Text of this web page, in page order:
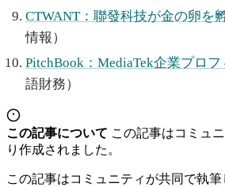
CTWANT：聯發科技が金の卵を
情報）
PitchBook：MediaTek企業プロ
語財務）
この記事について この記事はコミュ
り作成されました。
この記事はコミュニティが共同で執